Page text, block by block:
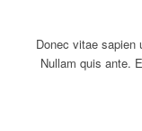
Donec vitae sapien
Nullam quis ante.